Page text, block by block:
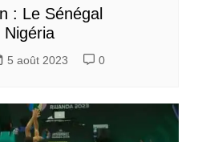
: Le Sénégal
Nigéria
5 août 2023 0